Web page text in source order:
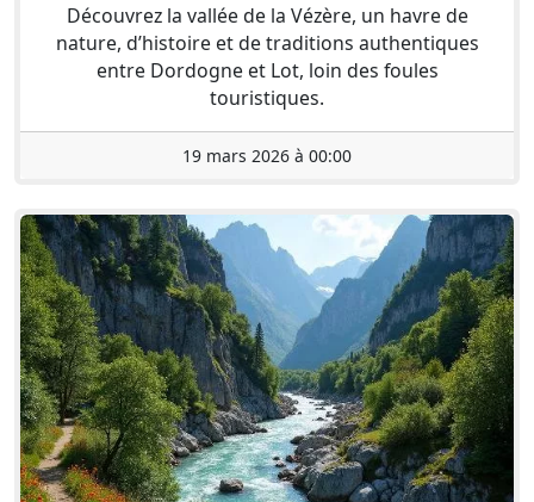
Découvrez la vallée de la Vézère, un havre de
nature, d’histoire et de traditions authentiques
entre Dordogne et Lot, loin des foules
touristiques.
19 mars 2026 à 00:00